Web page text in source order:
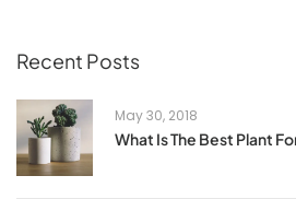
Recent Posts
May 30, 2018
What Is The Best Plant